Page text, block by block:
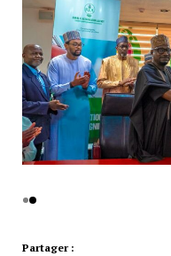
Partager :